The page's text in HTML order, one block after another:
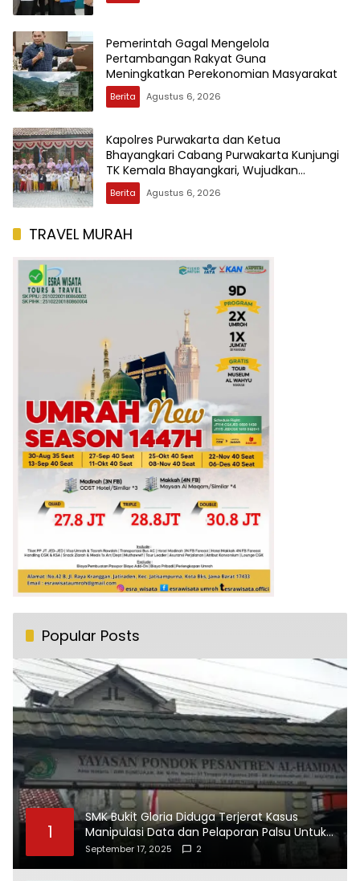
Pemerintah Gagal Mengelola
Pertambangan Rakyat Guna
Meningkatkan Perekonomian Masyarakat
Berita Agustus 6, 2026
Kapolres Purwakarta dan Ketua
Bhayangkari Cabang Purwakarta Kunjungi
TK Kemala Bhayangkari, Wujudkan
Kepedulian Terhadap Pendidikan Anak Usia
Dini
Berita Agustus 6, 2026
TRAVEL MURAH
Popular Posts
1
SMK Bukit Gloria Diduga Terjerat Kasus
Manipulasi Data dan Pelaporan Palsu Untuk
Mendapatkan Dana Bos
September 17, 2025 2